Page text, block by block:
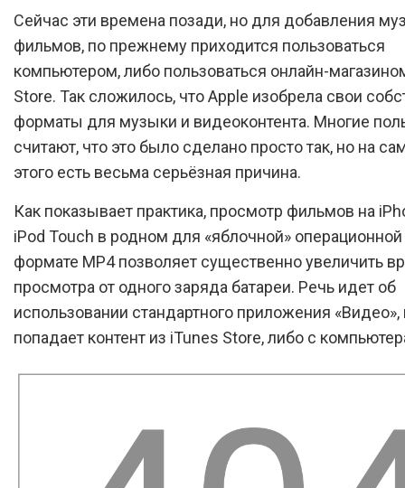
Сейчас эти времена позади, но для добавления
фильмов, по прежнему приходится пользоваться
компьютером, либо пользоваться онлайн-
Store. Так сложилось, что Apple изобрела свои
форматы для музыки и видеоконтента. Многие
считают, что это было сделано просто так, но на
этого есть весьма серьёзная причина.
Как показывает практика, просмотр фильмов на
iPod Touch в родном для «яблочной»
формате MP4 позволяет существенно увеличить
просмотра от одного заряда батареи. Речь идет об
использовании стандартного приложения «Видео»,
попадает контент из iTunes Store, либо с